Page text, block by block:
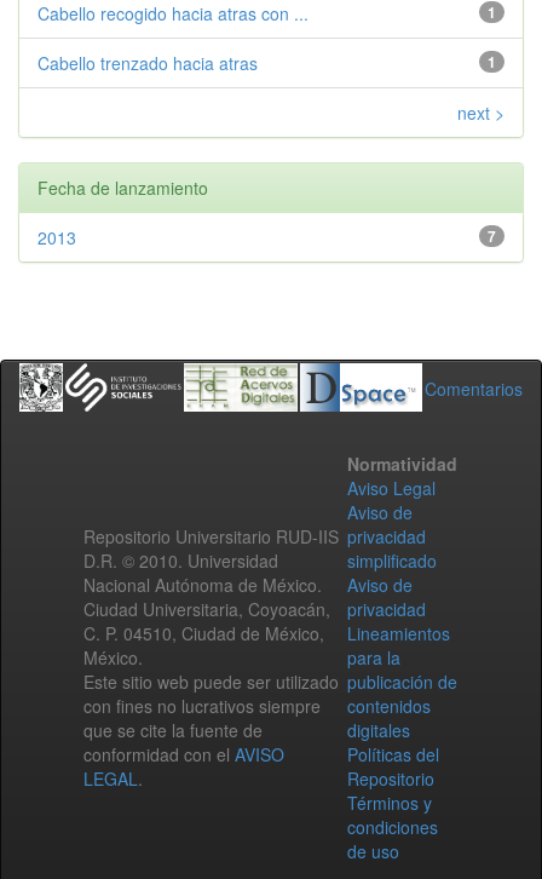
1
Cabello recogido hacia atras con ...
1
Cabello trenzado hacia atras
next >
Fecha de lanzamiento
7
2013
Comentarios
Repositorio Universitario RUD-IIS
D.R. © 2010. Universidad
Nacional Autónoma de México.
Ciudad Universitaria, Coyoacán,
C. P. 04510, Ciudad de México,
México.
Este sitio web puede ser utilizado
con fines no lucrativos siempre
que se cite la fuente de
conformidad con el AVISO
LEGAL.
Normatividad
Aviso Legal
Aviso de
privacidad
simplificado
Aviso de
privacidad
Lineamientos
para la
publicación de
contenidos
digitales
Políticas del
Repositorio
Términos y
condiciones
de uso